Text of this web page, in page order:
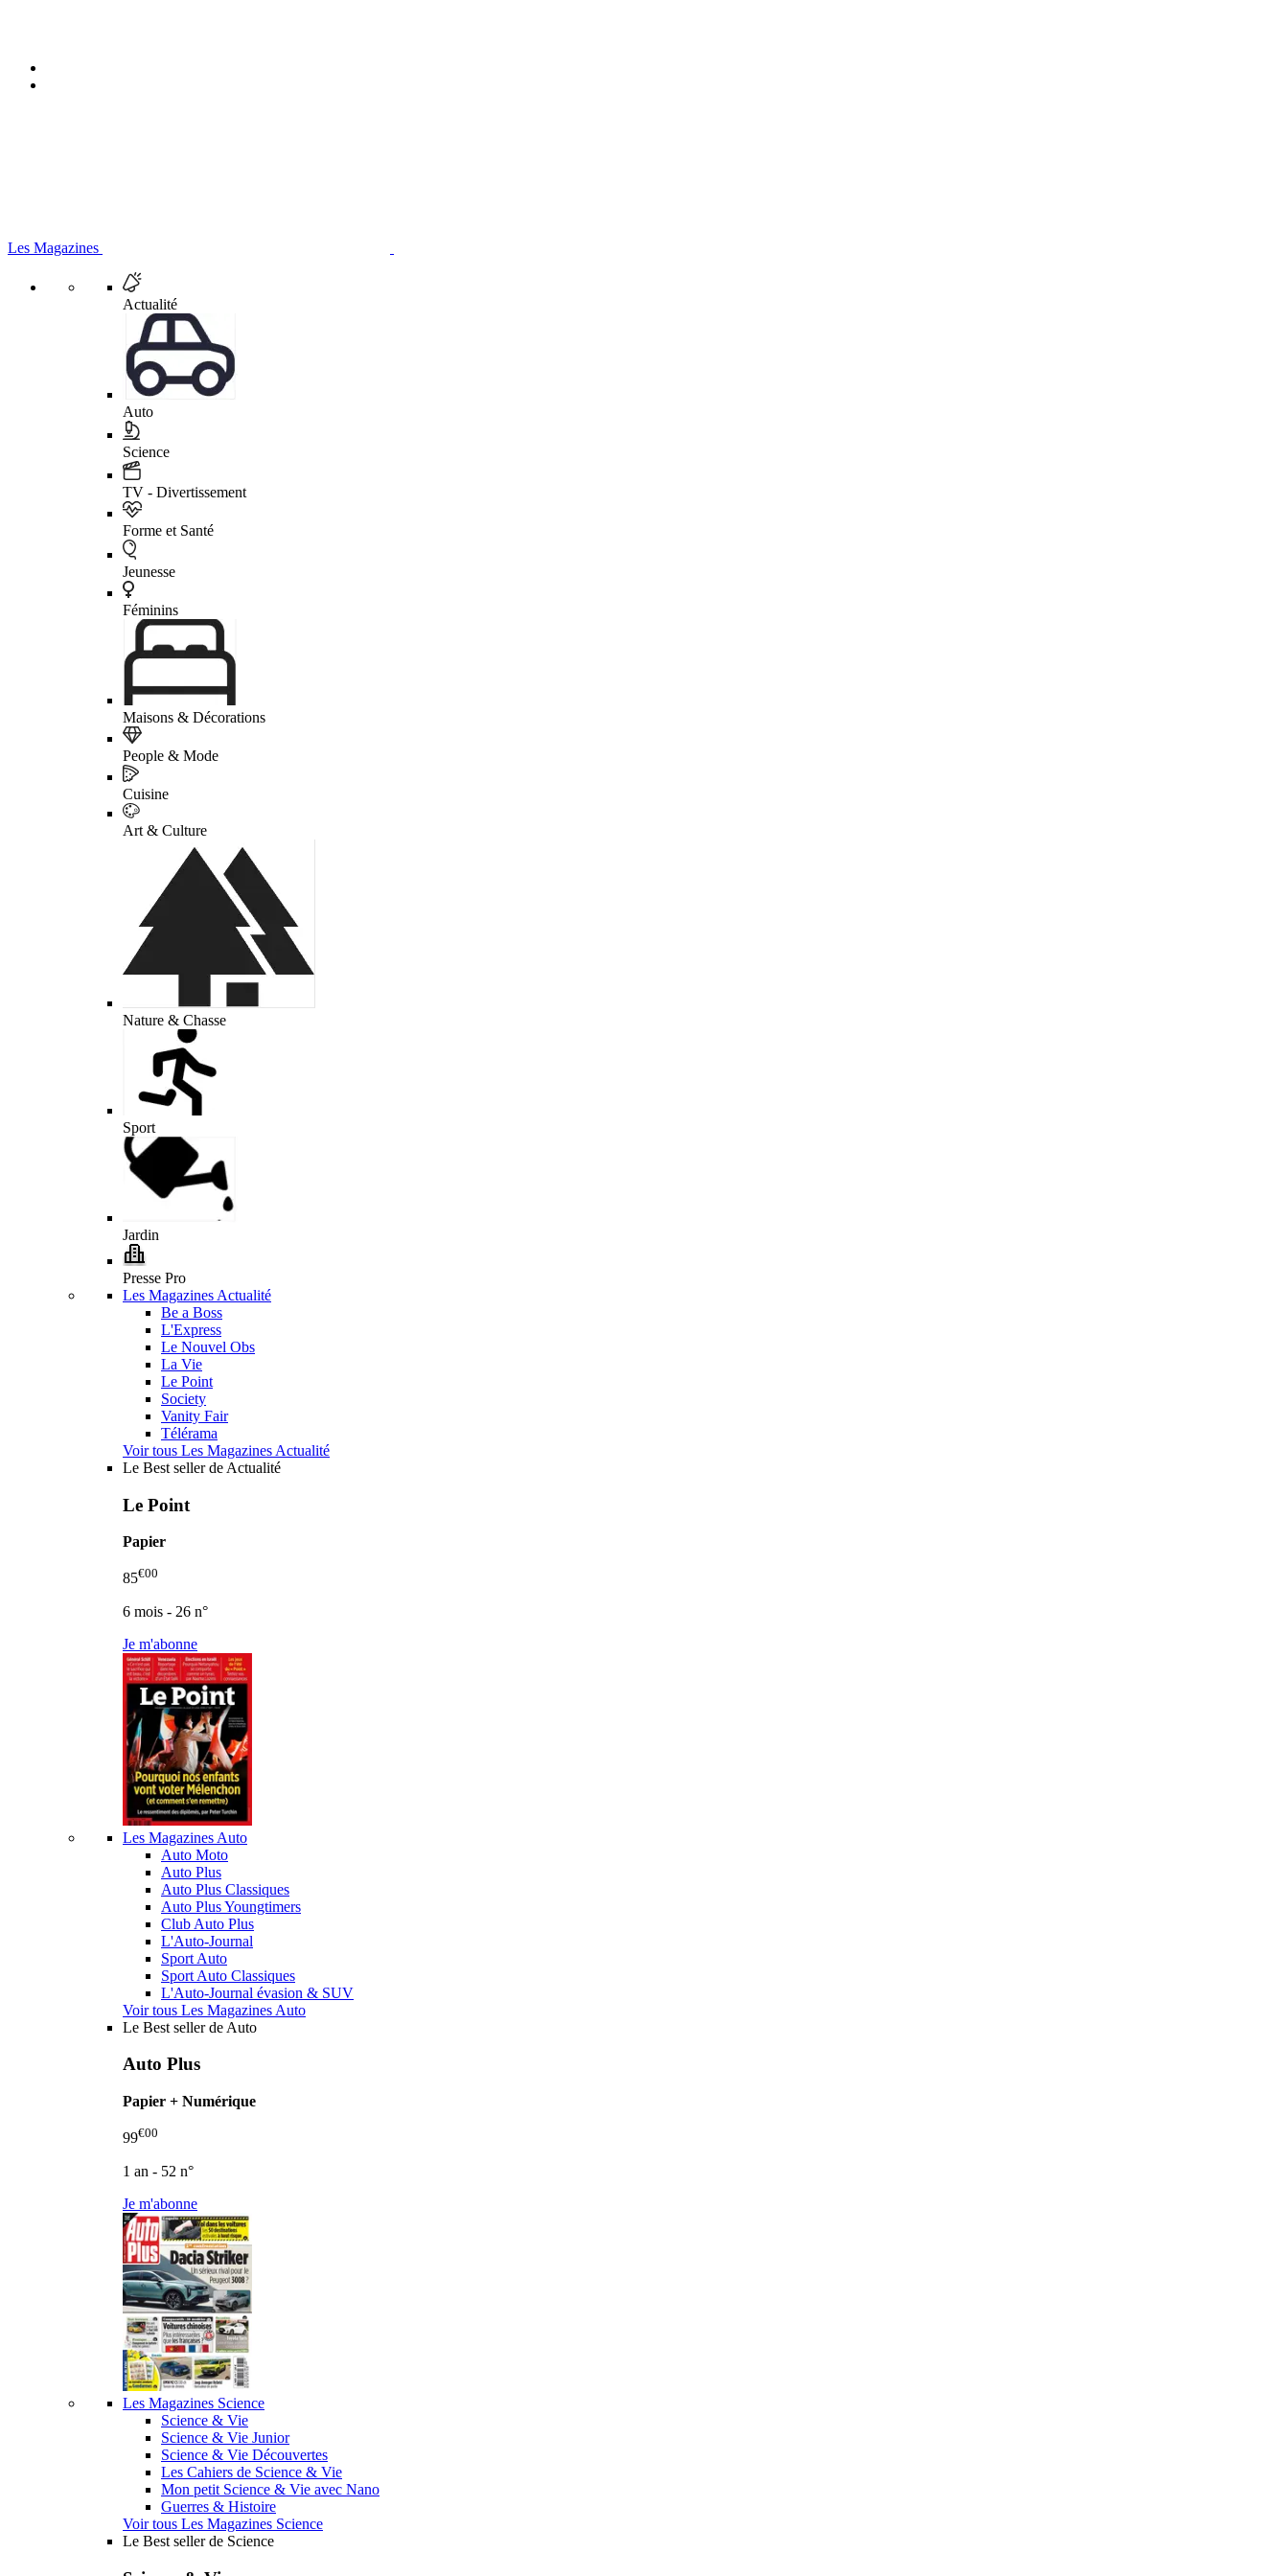
Les Magazines
Actualité
Auto
Science
TV - Divertissement
Forme et Santé
Jeunesse
Féminins
Maisons & Décorations
People & Mode
Cuisine
Art & Culture
Nature & Chasse
Sport
Jardin
Presse Pro
Les Magazines Actualité
Be a Boss
L'Express
Le Nouvel Obs
La Vie
Le Point
Society
Vanity Fair
Télérama
Voir tous Les Magazines Actualité
Le Best seller de Actualité
Le Point
Papier
85€00
6 mois - 26 n°
Je m'abonne
Les Magazines Auto
Auto Moto
Auto Plus
Auto Plus Classiques
Auto Plus Youngtimers
Club Auto Plus
L'Auto-Journal
Sport Auto
Sport Auto Classiques
L'Auto-Journal évasion & SUV
Voir tous Les Magazines Auto
Le Best seller de Auto
Auto Plus
Papier + Numérique
99€00
1 an - 52 n°
Je m'abonne
Les Magazines Science
Science & Vie
Science & Vie Junior
Science & Vie Découvertes
Les Cahiers de Science & Vie
Mon petit Science & Vie avec Nano
Guerres & Histoire
Voir tous Les Magazines Science
Le Best seller de Science